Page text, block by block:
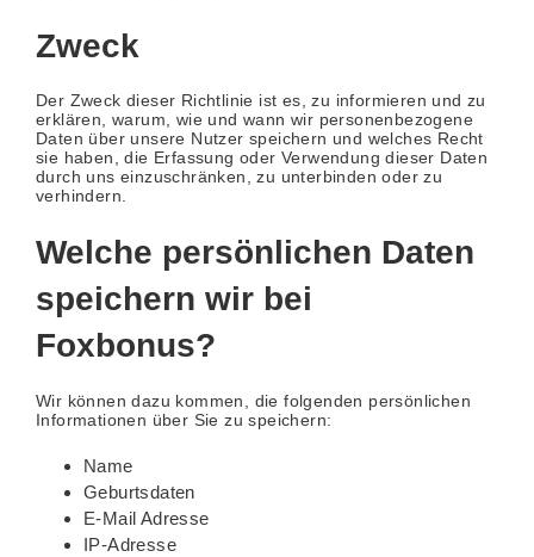
Zweck
Der Zweck dieser Richtlinie ist es, zu informieren und zu
erklären, warum, wie und wann wir personenbezogene
Daten über unsere Nutzer speichern und welches Recht
sie haben, die Erfassung oder Verwendung dieser Daten
durch uns einzuschränken, zu unterbinden oder zu
verhindern.
Welche persönlichen Daten
speichern wir bei
Foxbonus?
Wir können dazu kommen, die folgenden persönlichen
Informationen über Sie zu speichern:
Name
Geburtsdaten
E-Mail Adresse
IP-Adresse